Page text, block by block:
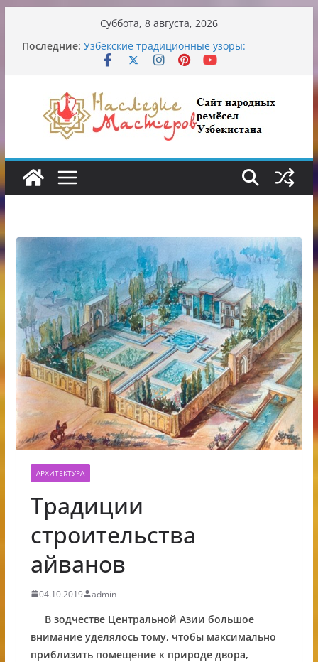
содержимому
Суббота, 8 августа, 2026
Последние: Узбекские традиционные узоры:
символика и происхождение
Опасная диета Алины Загитовой
От знахарей до университетских клиник
Обрушение на одном из ключевых
перекрёстков Ташкента: перекрыт
путепровод на Буюк Ипак Йули
АРХИТЕКТУРА
Традиции
строительства
айванов
04.10.2019 admin
В зодчестве Центральной Азии большое
внимание уделялось тому, чтобы максимально
приблизить помещение к природе двора,